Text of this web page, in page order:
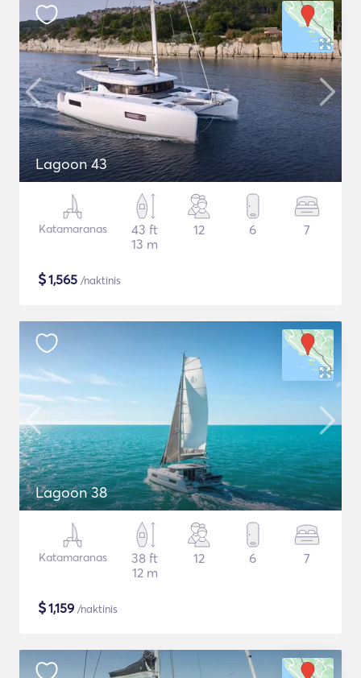
Lagoon 43
Katamaranas
43 ft
13 m
12 6 7
$1,565 /naktinis
Lagoon 38
Katamaranas
38 ft
12 m
12 6 7
$1,159 /naktinis